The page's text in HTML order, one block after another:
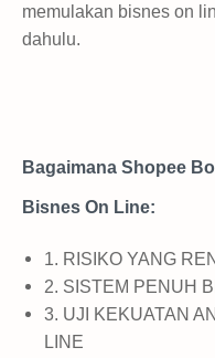
memulakan bisnes on
dahulu.
Bagaimana Shopee
Bisnes On Line:
1. RISIKO YANG
2. SISTEM PENUH
3. UJI KEKUATAN
LINE